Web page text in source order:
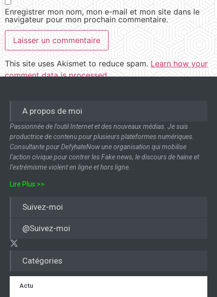
Enregistrer mon nom, mon e-mail et mon site dans le
navigateur pour mon prochain commentaire.
This site uses Akismet to reduce spam. Learn how your
comment data is processed.
Catégories
Actu
A propos de moi
Passionnée de l’outil Internet et des nouveaux médias. Je suis
productrice de contenu pour plusieurs plateformes numériques.
Consultante pour DefyhateNow une organisation qui mobilise
l’action civique pour contrer les Fake news, le discours de haine et
l’extrémisme violent en ligne et hors ligne.
Lire Plus >>
Suivez-moi
@Suivez-moi